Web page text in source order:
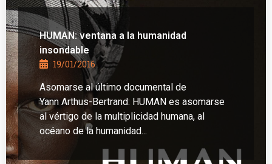
HUMAN: ventana a la humanidad
insondable
19/01/2016
Asomarse al último documental de
Yann Arthus-Bertrand: HUMAN es asomarse
al vértigo de la multiplicidad humana, al
océano de la humanidad...